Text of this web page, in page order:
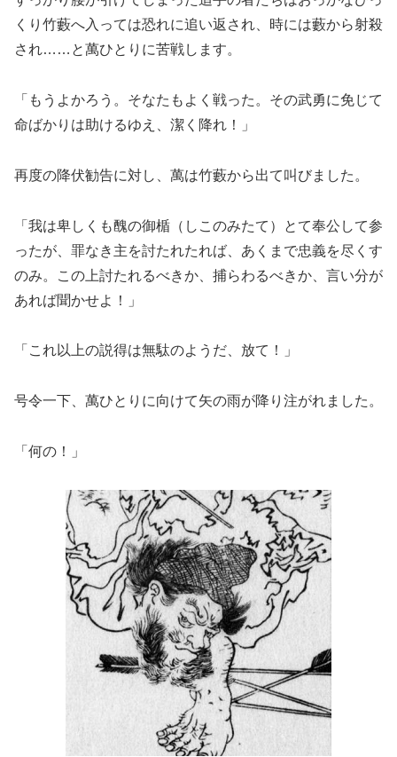
くり竹藪へ入っては恐れに追い返され、時には藪から射殺
され……と萬ひとりに苦戦します。
「もうよかろう。そなたもよく戦った。その武勇に免じて
命ばかりは助けるゆえ、潔く降れ！」
再度の降伏勧告に対し、萬は竹藪から出て叫びました。
「我は卑しくも醜の御楯（しこのみたて）とて奉公して参
ったが、罪なき主を討たれたれば、あくまで忠義を尽くす
のみ。この上討たれるべきか、捕らわるべきか、言い分が
あれば聞かせよ！」
「これ以上の説得は無駄のようだ、放て！」
号令一下、萬ひとりに向けて矢の雨が降り注がれました。
「何の！」